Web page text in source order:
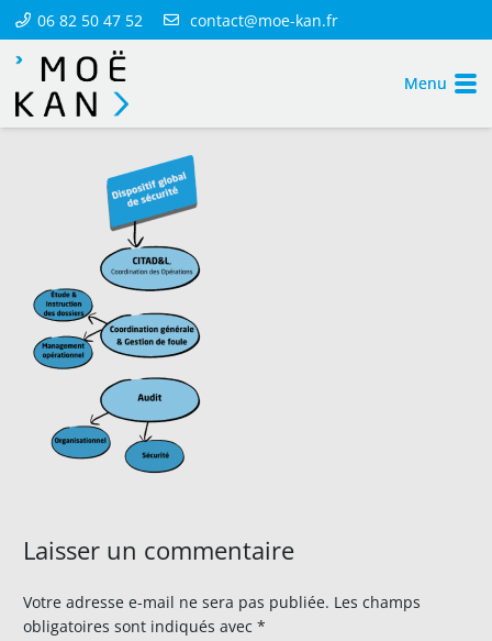
06 82 50 47 52 contact@moe-kan.fr
Menu
Laisser un commentaire
Votre adresse e-mail ne sera pas publiée. Les champs
obligatoires sont indiqués avec *